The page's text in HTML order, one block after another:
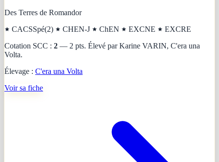
Des Terres de Romandor
CACSSpé(2)
CHEN-J ChEN EXCNE
EXCRE
Cotation SCC : 2 — 2 pts. Élevé parKarine VARIN, C'era una
Volta.
Élevage : C'era una Volta
Voir sa fiche